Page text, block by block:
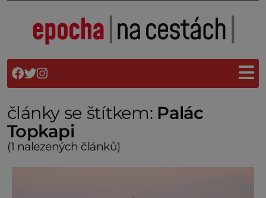
články se štítkem: Palác
Topkapi
(1 nalezených článků)